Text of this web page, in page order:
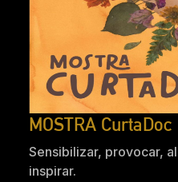
MOSTRA CurtaDoc
Sensibilizar, provocar,
inspirar.